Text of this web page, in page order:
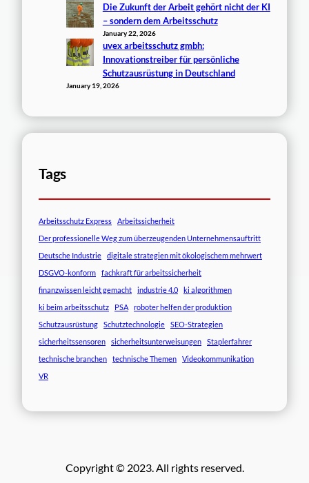
Die Zukunft der Arbeit gehört nicht der KI
– sondern dem Arbeitsschutz
January 22, 2026
uvex arbeitsschutz gmbh:
Innovationstreiber für persönliche
Schutzausrüstung in Deutschland
January 19, 2026
Tags
Arbeitsschutz Express
Arbeitssicherheit
Der professionelle Weg zum überzeugenden Unternehmensauftritt
Deutsche Industrie
digitale strategien mit ökologischem mehrwert
DSGVO-konform
fachkraft für arbeitssicherheit
finanzwissen leicht gemacht
industrie 4.0
ki algorithmen
ki beim arbeitsschutz
PSA
roboter helfen der produktion
Schutzausrüstung
Schutztechnologie
SEO-Strategien
sicherheitssensoren
sicherheitsunterweisungen
Staplerfahrer
technische branchen
technische Themen
Videokommunikation
VR
Copyright © 2023. All rights reserved.